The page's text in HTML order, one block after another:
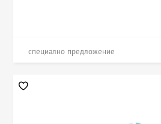
специално предложение